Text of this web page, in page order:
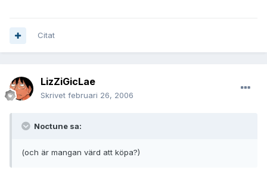
Citat
LizZiGicLae
Skrivet februari 26, 2006
Noctune sa:
(och är mangan värd att köpa?)